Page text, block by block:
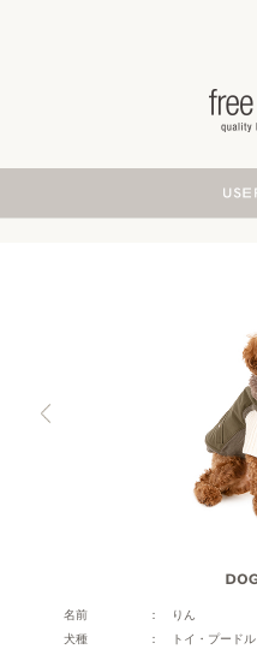
名前
りん
犬種
トイ・プードル